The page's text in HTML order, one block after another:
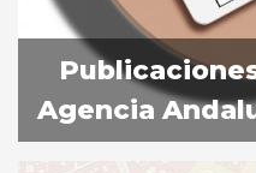
Agencia